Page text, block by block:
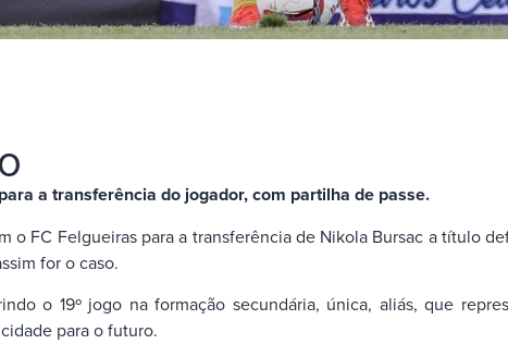
a transferência do jogador, com partilha de passe.
FC Felgueiras para a transferência de Nikola Bursac a título
for o caso.
o 19º jogo na formação secundária, única, aliás, que
para o futuro.